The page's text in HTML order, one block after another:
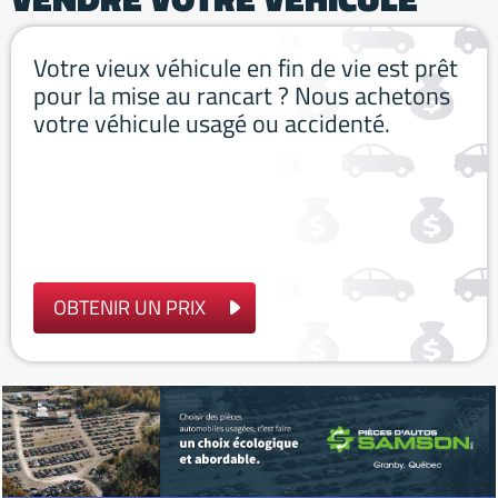
Votre vieux véhicule en fin de vie est prêt
pour la mise au rancart ? Nous achetons
votre véhicule usagé ou accidenté.
OBTENIR UN PRIX